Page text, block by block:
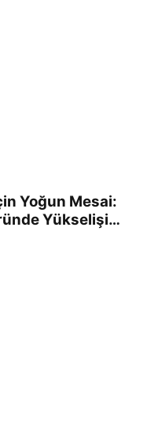
Yoğun Mesai:
Yükselişi